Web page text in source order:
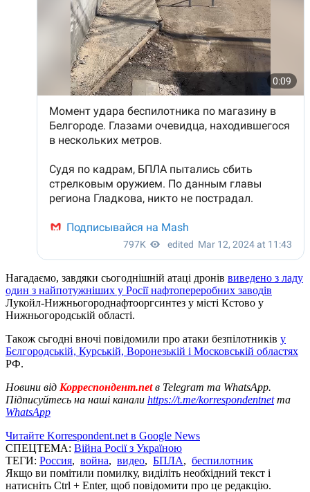
Нагадаємо, завдяки сьогоднішній атаці дронів виведено з ладу
один з найпотужніших у Росії нафтопереробних заводів
Лукойл-Нижньогороднафтооргсинтез у місті Кстово у
Нижньогородській області.
Також сьгодні вночі повідомили про атаки безпілотників у
Бєлгородській, Курській, Воронезькій і Московській областях
РФ.
Новини від Корреспондент.netв Telegram та WhatsApp.
Підписуйтесь на наші канали https://t.me/korrespondentnetта
WhatsApp
Читайте Korrespondent.net в Google News
СПЕЦТЕМА: Війна Росії з Україною
ТЕГИ: Россия, война, видео, БПЛА, беспилотник
Якщо ви помітили помилку, виділіть необхідний текст і
натисніть Ctrl + Enter, щоб повідомити про це редакцію.